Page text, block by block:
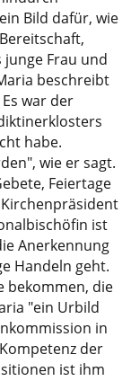
Bild dafür, wie
junge Frau und
beschreibt
war der
habe.
wie er sagt.
Feiertage
ist
Anerkennung
Handeln geht.
bekommen, die
"ein Urbild
in
der
ist ihm